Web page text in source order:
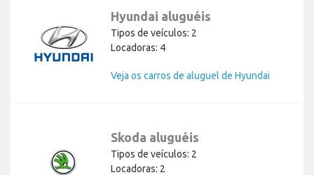
Hyundai aluguéis
Tipos de veículos: 2
Locadoras: 4
Veja os carros de aluguel de Hyundai
Skoda aluguéis
Tipos de veículos: 2
Locadoras: 2